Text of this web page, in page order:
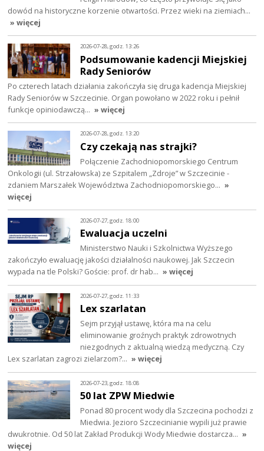
dowód na historyczne korzenie otwartości. Przez wieki na ziemiach…
» więcej
2026-07-28, godz. 13:26
Podsumowanie kadencji Miejskiej
Rady Seniorów
Po czterech latach działania zakończyła się druga kadencja Miejskiej
Rady Seniorów w Szczecinie. Organ powołano w 2022 roku i pełnił
funkcje opiniodawczą… » więcej
2026-07-28, godz. 13:20
Czy czekają nas strajki?
Połączenie Zachodniopomorskiego Centrum
Onkologii (ul. Strzałowska) ze Szpitalem „Zdroje” w Szczecinie -
zdaniem Marszałek Województwa Zachodniopomorskiego… »
więcej
2026-07-27, godz. 18:00
Ewaluacja uczelni
Ministerstwo Nauki i Szkolnictwa Wyższego
zakończyło ewaluację jakości działalności naukowej. Jak Szczecin
wypada na tle Polski? Goście: prof. dr hab… » więcej
2026-07-27, godz. 11:33
Lex szarlatan
Sejm przyjął ustawę, która ma na celu
eliminowanie groźnych praktyk zdrowotnych
niezgodnych z aktualną wiedzą medyczną. Czy
Lex szarlatan zagrozi zielarzom?… » więcej
2026-07-23, godz. 18:08
50 lat ZPW Miedwie
Ponad 80 procent wody dla Szczecina pochodzi z
Miedwia. Jezioro Szczecinianie wypili już prawie
dwukrotnie. Od 50 lat Zakład Produkcji Wody Miedwie dostarcza… »
więcej